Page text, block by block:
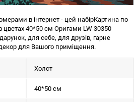
в інтернет - цей набірКартина по
40*50 см Оригами LW 30350
для себе, для друзів, гарне
для Вашого приміщення.
Холст
40*50 см